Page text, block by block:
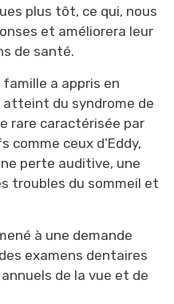
plus tôt, ce qui, nous
et améliorera leur
de santé.
a appris en
du syndrome de
rare caractérisée par
ceux d’Eddy,
perte auditive, une
troubles du sommeil et
à une demande
examens dentaires
de la vue et de